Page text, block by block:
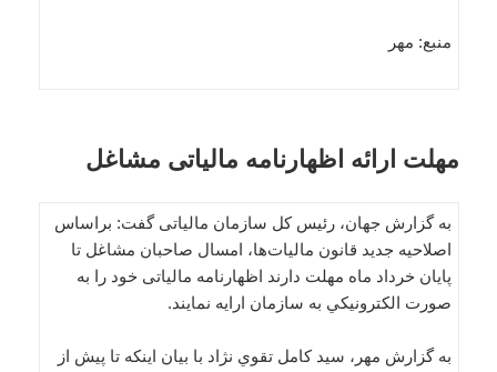
منبع: مهر
مهلت ارائه اظهارنامه مالیاتی مشاغل
به گزارش جهان، رئيس کل سازمان مالياتی گفت: براساس
اصلاحيه جديد قانون ماليات‌ها، امسال صاحبان مشاغل تا
پايان خرداد ماه مهلت دارند اظهارنامه مالياتی خود را به
صورت الکترونيکي به سازمان ارايه نمايند.
به گزارش مهر، سيد کامل تقوي نژاد با بيان اينکه تا پيش از